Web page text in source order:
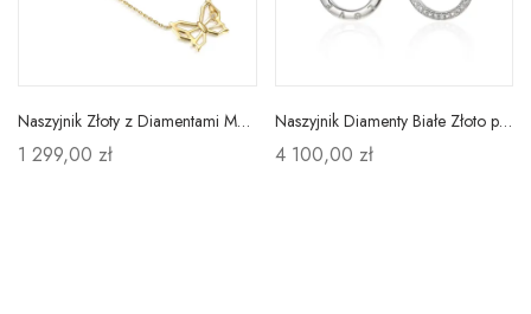
Naszyjnik Złoty z Diamentami Motyl
1 299,00 zł
Naszyjnik Diamenty Białe Złoto pr 585 na Prezent
4 100,00 zł